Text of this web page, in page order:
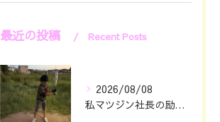
最近の投稿 Recent Posts
2026/08/08
私マツジン社長の励み👍😊